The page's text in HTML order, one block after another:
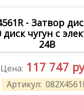
- Затвор
диск чугун с
24В
Артикул:
Цена: 117 747